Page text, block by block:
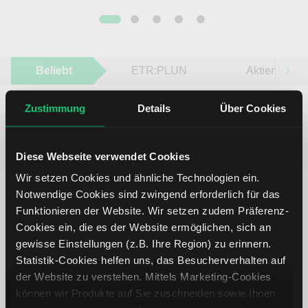
Zustimmung Details Über Cookies
Diese Webseite verwendet Cookies
Wir setzen Cookies und ähnliche Technologien ein.
Notwendige Cookies sind zwingend erforderlich für das
Funktionieren der Website. Wir setzen zudem Präferenz-
Cookies ein, die es der Website ermöglichen, sich an
gewisse Einstellungen (z.B. Ihre Region) zu erinnern.
Statistik-Cookies helfen uns, das Besucherverhalten auf
der Website zu verstehen. Mittels Marketing-Cookies
können wir Produkte auf Sie zuschneiden sowie Ihnen
Beliebt ETR:PLUN Aktien im
Immer up to date – mit unseren
Newslettern
Ihre E-Mail-Adresse (erforderlich)